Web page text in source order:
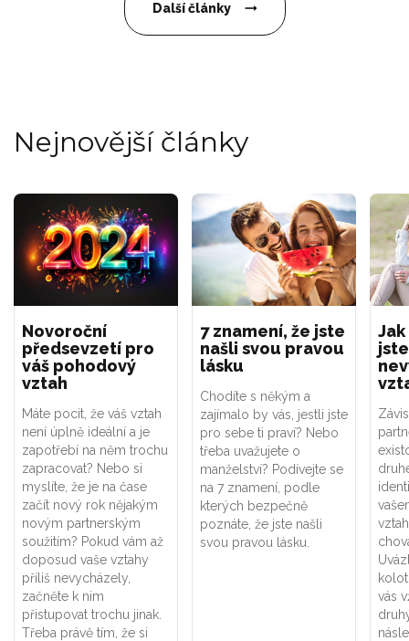
Další články
Nejnovější články
Novoroční
předsevzetí pro
váš pohodový
vztah
Máte pocit, že váš vztah
není úplně ideální a je
zapotřebí na něm trochu
zapracovat? Nebo si
myslíte, že je na čase
začít nový rok nějakým
novým partnerským
soužitím? Pokud vám až
doposud vaše vztahy
příliš nevycházely,
začněte k nim
přistupovat trochu jinak.
Třeba právě tím, že si
7 znamení, že jste
našli svou pravou
lásku
Chodíte s někým a
zajímalo by vás, jestli jste
pro sebe ti praví? Nebo
třeba uvažujete o
manželství? Podívejte se
na 7 znamení, podle
kterých bezpečně
poznáte, že jste našli
svou pravou lásku.
vás